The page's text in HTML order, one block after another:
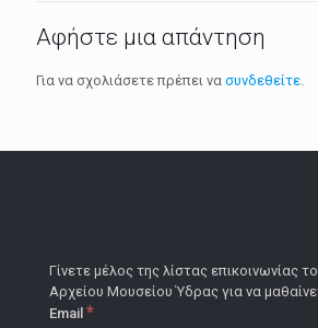
Αφήστε μια απάντηση
Για να σχολιάσετε πρέπει να συνδεθείτε
Γίνετε μέλος της λίστας επικοινωνίας
Αρχείου Μουσείου Ύδρας για να
Email *